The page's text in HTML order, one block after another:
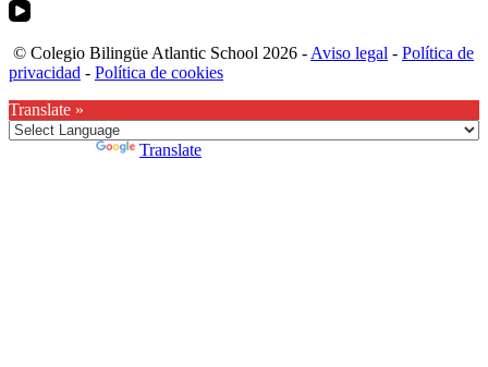
© Colegio Bilingüe Atlantic School 2026 - Aviso legal - Política de
privacidad - Política de cookies
Translate »
Translate